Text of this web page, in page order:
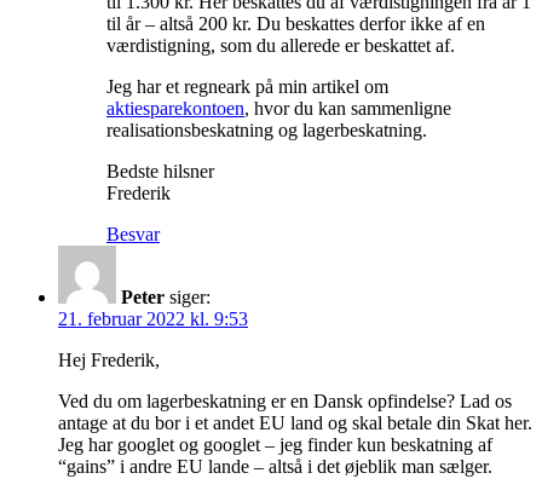
til år – altså 200 kr. Du beskattes derfor ikke af en
værdistigning, som du allerede er beskattet af.
Jeg har et regneark på min artikel om
aktiesparekontoen, hvor du kan sammenligne
realisationsbeskatning og lagerbeskatning.
Bedste hilsner
Frederik
Besvar
Peter siger:
21. februar 2022 kl. 9:53
Hej Frederik,
Ved du om lagerbeskatning er en Dansk opfindelse? Lad os
antage at du bor i et andet EU land og skal betale din Skat her.
Jeg har googlet og googlet – jeg finder kun beskatning af
“gains” i andre EU lande – altså i det øjeblik man sælger.